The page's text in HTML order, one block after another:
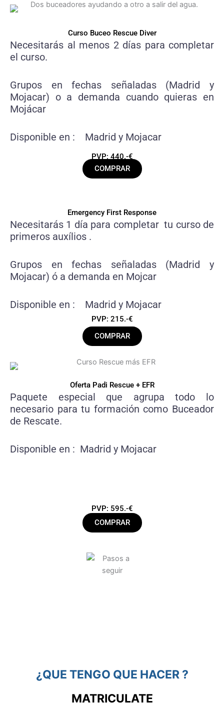
Curso Buceo Rescue Diver
Necesitarás al menos 2 días para completar
el curso.
Grupos en fechas señaladas (Madrid y
Mojacar) o a demanda cuando quieras en
Mojácar
Disponible en : Madrid y Mojacar
PVP: 440.-€
COMPRAR
Emergency First Response
Necesitarás 1 día para completar tu curso de
primeros auxílios .
Grupos en fechas señaladas (Madrid y
Mojacar) ó a demanda en Mojcar
Disponible en : Madrid y Mojacar
PVP: 215.-€
COMPRAR
Oferta Padi Rescue + EFR
Paquete especial que agrupa todo lo
necesario para tu formación como Buceador
de Rescate.
Disponible en : Madrid y Mojacar
PVP: 595.-€
COMPRAR
¿QUE TENGO QUE HACER ?
MATRICULATE